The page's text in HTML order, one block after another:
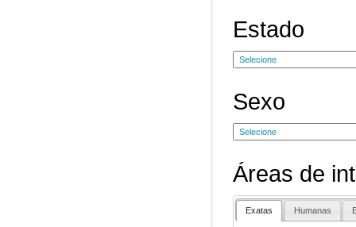
Estado
Sexo
Áreas de
Exatas Humanas